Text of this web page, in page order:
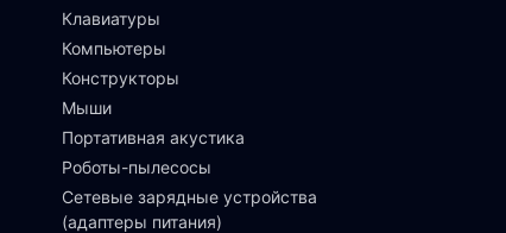
Клавиатуры
Компьютеры
Конструкторы
Мыши
Портативная акустика
Роботы-пылесосы
Сетевые зарядные устройства
(адаптеры питания)